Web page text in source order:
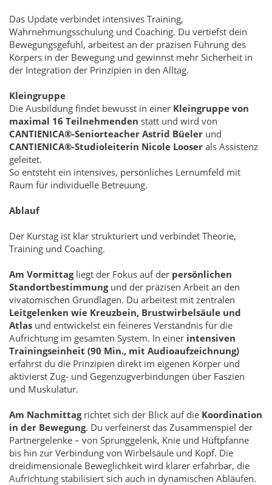
Das Update verbindet intensives Training,
Wahrnehmungsschulung und Coaching. Du vertiefst dein
Bewegungsgefühl, arbeitest an der präzisen Führung des
Körpers in der Bewegung und gewinnst mehr Sicherheit in
der Integration der Prinzipien in den Alltag.
Kleingruppe
Die Ausbildung findet bewusst in einer Kleingruppe von
maximal 16 Teilnehmenden statt und wird von
CANTIENICA®-Seniorteacher Astrid Büeler und
CANTIENICA®-Studioleiterin Nicole Looser als Assistenz
geleitet.
So entsteht ein intensives, persönliches Lernumfeld mit
Raum für individuelle Betreuung.
Ablauf
Der Kurstag ist klar strukturiert und verbindet Theorie,
Training und Coaching.
Am Vormittagliegt der Fokus auf der persönlichen
Standortbestimmungund der präzisen Arbeit an den
vivatomischen Grundlagen. Du arbeitest mit zentralen
Leitgelenken wie Kreuzbein, Brustwirbelsäule und
Atlas und entwickelst ein feineres Verständnis für die
Aufrichtung im gesamten System. In einer intensiven
Trainingseinheit (90 Min., mit Audioaufzeichnung)
erfährst du die Prinzipien direkt im eigenen Körper und
aktivierst Zug- und Gegenzugverbindungen über Faszien
und Muskulatur.
Am Nachmittagrichtet sich der Blick auf die Koordination
in der Bewegung. Du verfeinerst das Zusammenspiel der
Partnergelenke – von Sprunggelenk, Knie und Hüftpfanne
bis hin zur Verbindung von Wirbelsäule und Kopf. Die
dreidimensionale Beweglichkeit wird klarer erfahrbar, die
Aufrichtung stabilisiert sich auch in dynamischen Abläufen.